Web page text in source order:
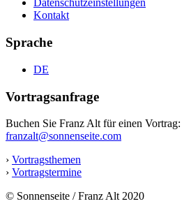
Datenschutzeinstellungen
Kontakt
Sprache
DE
Vortragsanfrage
Buchen Sie Franz Alt für einen Vortrag:
franzalt@sonnenseite.com
› Vortragsthemen
› Vortragstermine
© Sonnenseite / Franz Alt 2020